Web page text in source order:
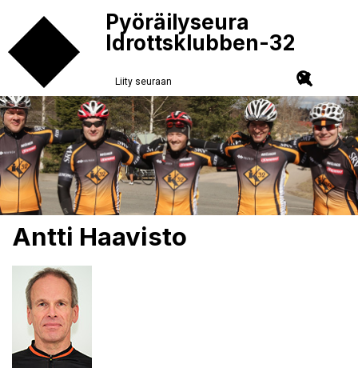
Pyöräilyseura
Idrottsklubben-32
Liity seuraan
Antti Haavisto